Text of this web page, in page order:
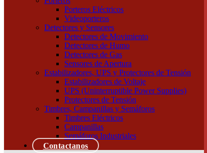
Porteros Eléctricos
Videoporteros
Detectores y Sensores
Detectores de Movimiento
Detectores de Humo
Detectores de Gas
Sensores de Apertura
Estabilizadores, UPS y Protectores de Tensión
Estabilizadores de Voltaje
UPS (Uninterruptible Power Supplies)
Protectores de Tensión
Timbres, Campanillas y Semáforos
Timbres Eléctricos
Campanillas
Semáforos Industriales
Contactanos
Gabinetes Plásticos
Gabinetes Metálicos
Gabinetes para Toma
Gabinetes para Medidores
Tableros
Llaves de Luz
Módulos, interruptores y tomas
Tapas y bastidores
Cajas Superficie y Capsuladas
Puesta a tierra
Accesorios
Cajas de inspección
Jabalinas
Seguridad
Cámaras de Seguridad
Porteros
Porteros Eléctricos